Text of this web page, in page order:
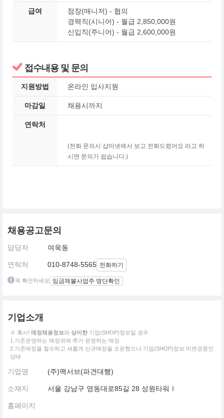
급여
점장(매니저) - 협의
경력직(시니어) - 월급 2,850,000원
신입직(주니어) - 월급 2,600,000원
접수내용 및 문의
지원방법 온라인 입사지원
마감일 채용시까지
연락처
(전화 문의시 샵마넷에서 보고 전화드렸어요 라고 하
시면 문의가 쉽습니다.)
채용공고문의
담당자 여욱동
연락처 010-8748-5565 전화하기
꼭 확인하세요 임금체불사업주 명단확인
기업소개
※ 혹시! 매장채용정보와 상이한 기업(SHOP)정보일 경우
1.기존운영하는 매장외에 추가 운영하는 매장
2.기존매장을 철수하고 새롭게 신규매장을 오픈했으나 기업(SHOP)정보 미변경중인
상태
기업명 (주)맥서브(파견대행)
소재지 서울 강남구 영동대로85길 28 성원타워Ⅰ
홈페이지